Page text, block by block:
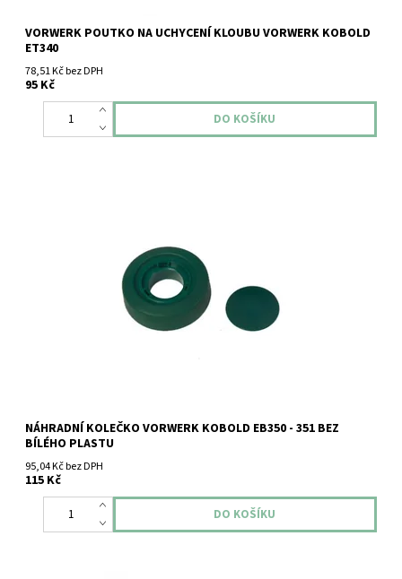
VORWERK POUTKO NA UCHYCENÍ KLOUBU VORWERK KOBOLD
ET340
78,51 Kč bez DPH
95 Kč
Náhradní kolečko Vorwerk Kobold EB350 - 351 bez bílého plastu
NÁHRADNÍ KOLEČKO VORWERK KOBOLD EB350 - 351 BEZ
BÍLÉHO PLASTU
95,04 Kč bez DPH
115 Kč